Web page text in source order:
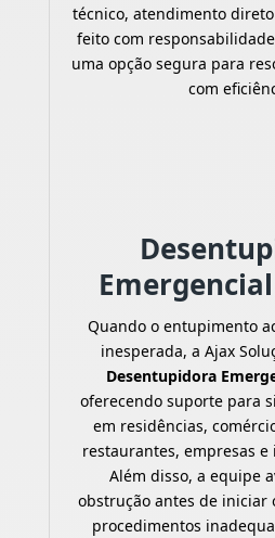
técnico, atendimento
feito com
uma opção segura para
com
Quando o entupimento
inesperada, a Ajax
Desentupidora
oferecendo suporte para
em residências,
restaurantes, empresas e
Além disso, a equipe
obstrução antes de iniciar
procedimentos